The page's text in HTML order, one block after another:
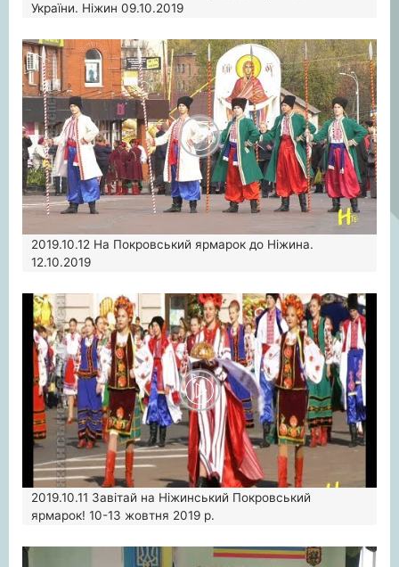
України. Ніжин 09.10.2019
2019.10.12 На Покровський ярмарок до Ніжина.
12.10.2019
2019.10.11 Завітай на Ніжинський Покровський
ярмарок! 10-13 жовтня 2019 р.